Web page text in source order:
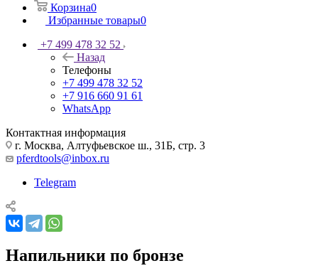
Корзина0
Избранные товары0
+7 499 478 32 52
Назад
Телефоны
+7 499 478 32 52
+7 916 660 91 61
WhatsApp
Контактная информация
г. Москва, Алтуфьевское ш., 31Б, стр. 3
pferdtools@inbox.ru
Telegram
Напильники по бронзе